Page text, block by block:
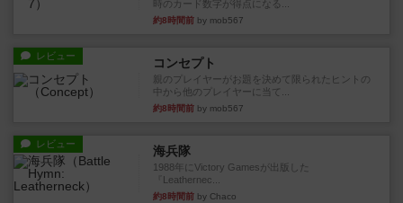
時のカード数字が得点になる...
約8時間前 by mob567
レビュー コンセプト
親のプレイヤーがお題を決めて限られたヒントの
中から他のプレイヤーに当て...
約8時間前 by mob567
レビュー 海兵隊
1988年にVictory Gamesが出版した
『Leathernec...
約8時間前 by Chaco